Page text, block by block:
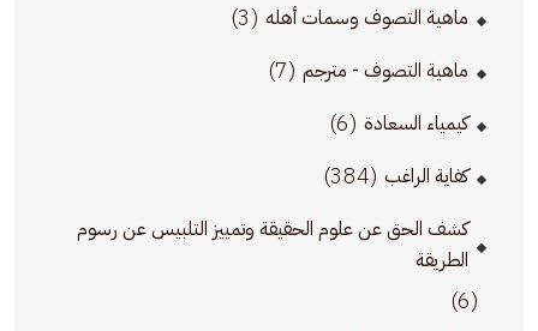
ماهية التصوف وسمات أهله (3)
ماهية التصوف - مترجم (7)
كيمياء السعادة (6)
كفاية الراغب (384)
كشف الحق عن علوم الحقيقة وتمييز التلبيس عن رسوم
الطريقة
(6)